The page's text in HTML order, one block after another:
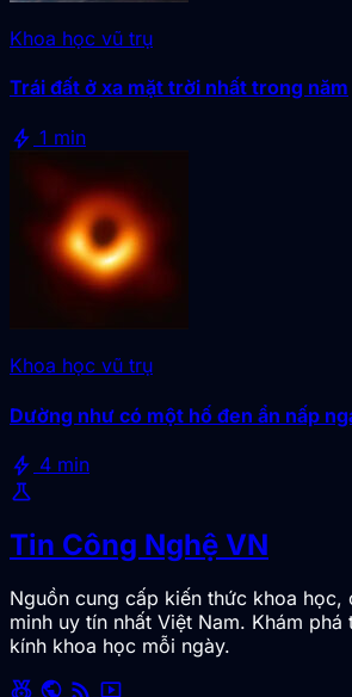
Khoa học vũ trụ
Trái đất ở xa mặt trời nhất trong năm
bolt 1 min
Khoa học vũ trụ
Dường như có một hố đen ẩn nấp
bolt 4 min
science
Tin Công Nghệ VN
Nguồn cung cấp kiến thức khoa học,
minh uy tín nhất Việt Nam. Khám phá
kính khoa học mỗi ngày.
social_leaderboard public rss_feed smart_display